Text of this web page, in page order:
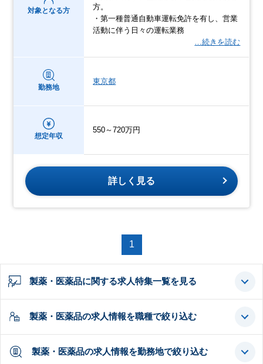
対象となる方
方。
・第一種普通自動車運転免許を有し、営業
活動に伴う日々の運転業務
…続きを読む
勤務地
東京都
想定年収
550～720万円
詳しく見る
1
製薬・医薬品に関する求人特集一覧を見る
製薬・医薬品の求人情報を職種で絞り込む
製薬・医薬品の求人情報を勤務地で絞り込む